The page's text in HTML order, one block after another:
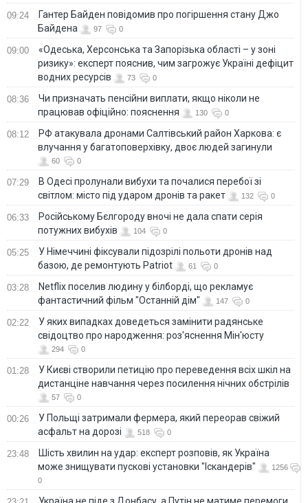
09:24
Гантер Байден повідомив про погіршення стану Джо
Байдена
97 0
09:00
«Одеська, Херсонська та Запорізька області – у зоні
ризику»: експерт пояснив, чим загрожує Україні дефіцит
водних ресурсів
73 0
08:36
Чи призначать пенсійни виплати, якщо ніколи не
працював офіційно: пояснення
130 0
08:12
РФ атакувала дронами Салтівський район Харкова: є
влучання у багатоповерхівку, двоє людей загинули
60 0
07:29
В Одесі пролунали вибухи та почалися перебої зі
світлом: місто під ударом дронів та ракет
132 0
06:33
Російському Бєлгороду вночі не дала спати серія
потужних вибухів
104 0
05:25
У Німеччині фіксували підозрілі польоти дронів над
базою, де ремонтують Patriot
61 0
03:28
Netflix поселив людину у білборді, що рекламує
фантастичний фільм "Останній дім"
147 0
02:22
У яких випадках доведеться замінити радянське
свідоцтво про народження: роз'яснення Мін'юсту
294 0
01:28
У Києві створили петицію про переведення всіх шкіл на
дистанціне навчання через посилення нічних обстрілів
57 0
00:26
У Польщі затримали фермера, який переорав свіжий
асфальт на дорозі
518 0
23:48
Шість хвилин на удар: експерт розповів, як Україна
може знищувати пускові установки "Іскандерів"
1256
0